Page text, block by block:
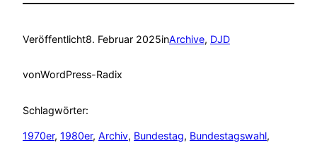
Veröffentlicht8. Februar 2025inArchive, DJD
vonWordPress-Radix
Schlagwörter:
1970er, 1980er, Archiv, Bundestag, Bundestagswahl